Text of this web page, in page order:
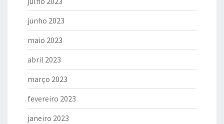
junho 2023
maio 2023
abril 2023
março 2023
fevereiro 2023
janeiro 2023